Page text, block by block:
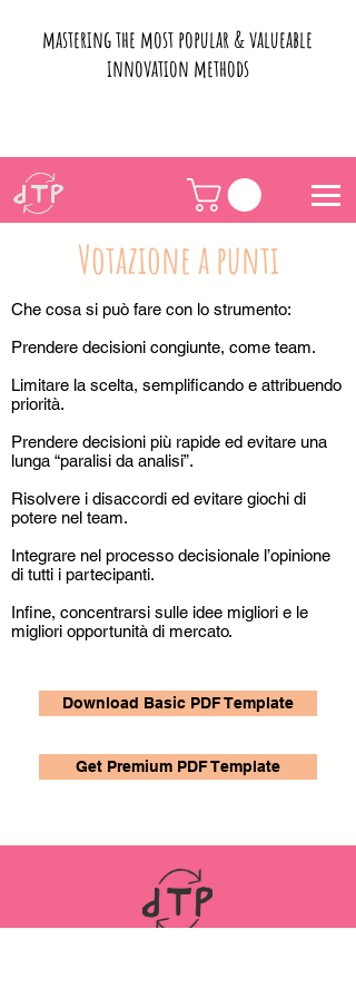
mastering the most popular & valueable
innovation methods
Votazione a punti
Che cosa si può fare con lo strumento:
Prendere decisioni congiunte, come team.
Limitare la scelta, semplificando e attribuendo
priorità.
Prendere decisioni più rapide ed evitare una
lunga “paralisi da analisi”.
Risolvere i disaccordi ed evitare giochi di
potere nel team.
Integrare nel processo decisionale l’opinione
di tutti i partecipanti.
Infine, concentrarsi sulle idee migliori e le
migliori opportunità di mercato.
Download Basic PDF Template
Get Premium PDF Template